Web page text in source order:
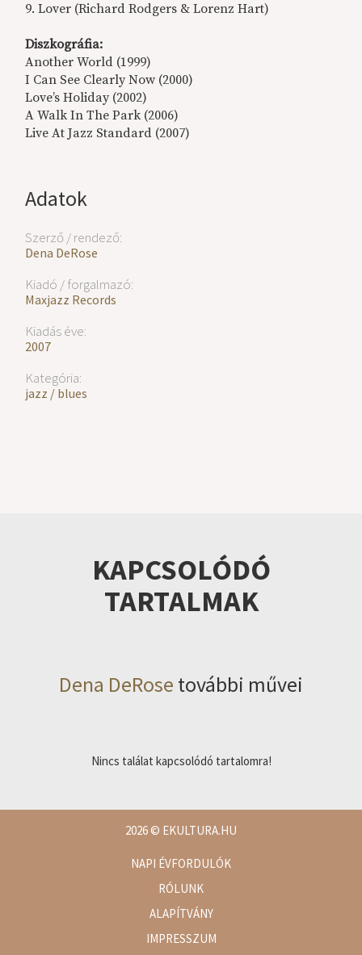
Adatok
Szerző / rendező:
Dena DeRose
Kiadó / forgalmazó:
Maxjazz Records
Kiadás éve:
2007
Kategória:
jazz / blues
9. Lover (Richard Rodgers & Lorenz Hart)
Diszkográfia:
Another World (1999)
I Can See Clearly Now (2000)
Love’s Holiday (2002)
A Walk In The Park (2006)
Live At Jazz Standard (2007)
KAPCSOLÓDÓ
TARTALMAK
Dena DeRose további művei
Nincs találat kapcsolódó tartalomra!
2026© EKULTURA.HU
NAPI ÉVFORDULÓK
RÓLUNK
ALAPÍTVÁNY
IMPRESSZUM